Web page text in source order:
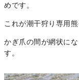
めです。
これが潮干狩り専用熊
かぎ爪の間が網状に
す。